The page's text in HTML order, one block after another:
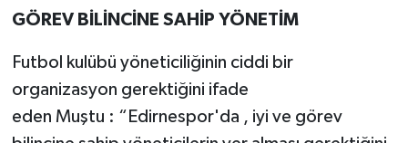
GÖREV BİLİNCİNE SAHİP YÖNETİM
Futbol kulübü yöneticiliğinin ciddi bir
organizasyon gerektiğini ifade
eden Muştu : “Edirnespor'da , iyi ve görev